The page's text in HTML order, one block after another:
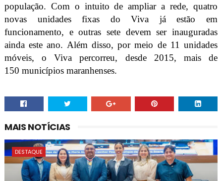
população. Com o intuito de ampliar a rede, quatro
novas unidades fixas do Viva já estão em
funcionamento, e outras sete devem ser inauguradas
ainda este ano. Além disso, por meio de 11 unidades
móveis, o Viva percorreu, desde 2015, mais de
150 municípios maranhenses.
MAIS NOTÍCIAS
DESTAQUE